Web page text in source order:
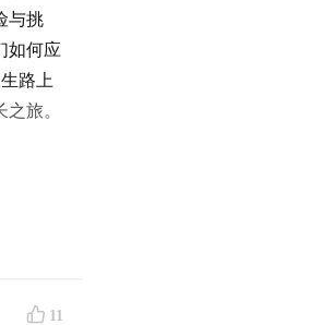
与挑
如何应
路上
旅。
11